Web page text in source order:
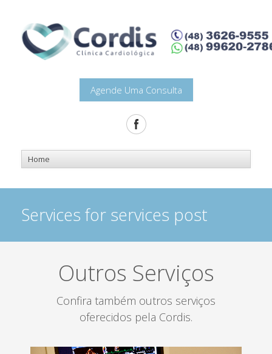
Agende Uma Consulta
Services for services post
Outros Serviços
Confira também outros serviços
oferecidos pela Cordis.